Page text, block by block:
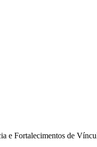
Fortalecimentos de